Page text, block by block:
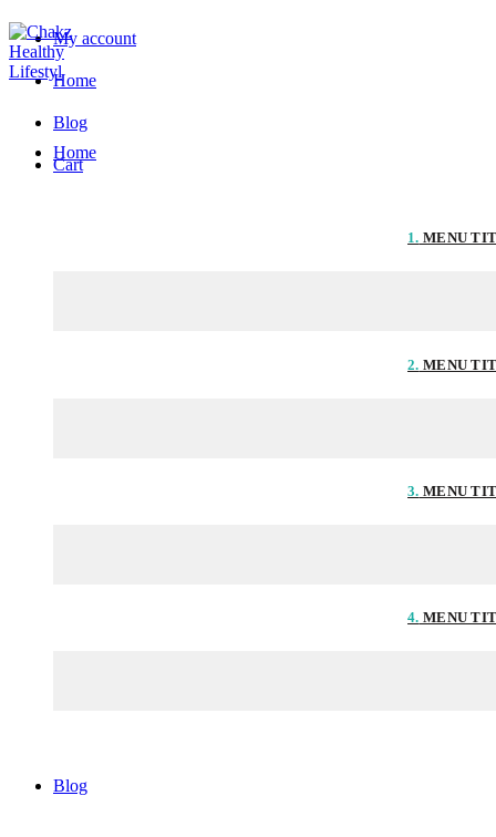
My account
Home
Blog
Cart
Home
1. MENU
2. MENU
3. MENU
4. MENU
Blog